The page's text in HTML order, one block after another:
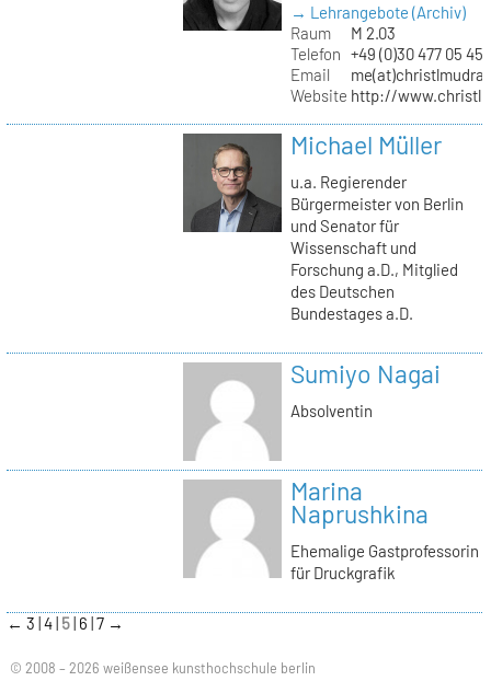
→ Lehrangebote (Archiv)
Raum
M 2.03
Telefon +49 (0)30 477 05
Email
Website http://
Michael Müller
u.a. Regierender
Bürgermeister von Berlin
und Senator für
Wissenschaft und
Forschung a.D., Mitglied
des Deutschen
Bundestages a.D.
Sumiyo Nagai
Absolventin
Marina
Naprushkina
Ehemalige Gastprofessorin
für Druckgrafik
← 3 4 5 6 7 →
© 2008 – 2026 weißensee kunsthochschule berlin